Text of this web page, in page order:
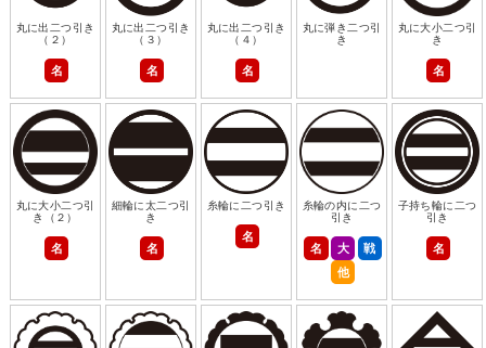
丸に出二つ引き
（２）
名
丸に出二つ引き
（３）
名
丸に出二つ引き
（４）
名
丸に弾き二つ引
き
丸に大小二つ引
き
名
丸に大小二つ引
き（２）
名
細輪に太二つ引
き
名
糸輪に二つ引き
名
糸輪の内に二つ
引き
名 大
戦
他
子持ち輪に二つ
引き
名